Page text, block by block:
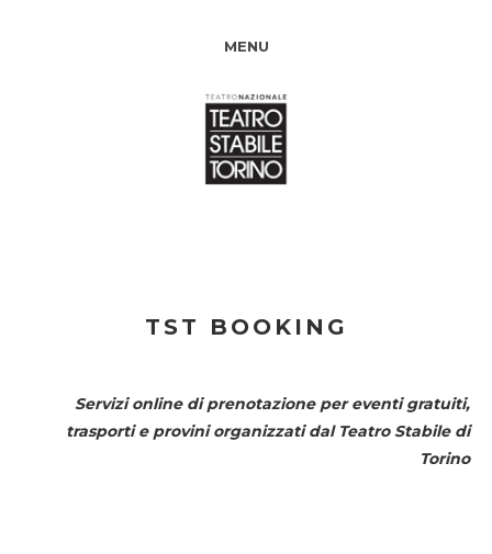
MENU
TST BOOKING
Servizi online di prenotazione per eventi gratuiti,
trasporti e provini organizzati dal Teatro Stabile di
Torino